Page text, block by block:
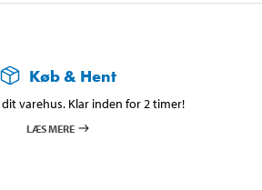
Køb & Hent
dit varehus. Klar inden for 2 timer!
LÆS MERE